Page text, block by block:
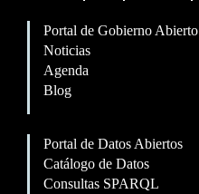
Portal de Gobierno Abierto
Noticias
Agenda
Blog
Portal de Datos Abiertos
Catálogo de Datos
Consultas SPARQL